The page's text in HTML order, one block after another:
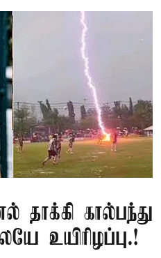
தாக்கி கால்பந்து
உயிரிழப்பு.!